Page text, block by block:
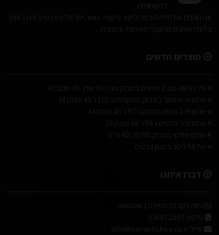
ללקוחותינו.
אנו נותנים את חזית הבמה לייצור מקומי- גאווה ישראלית וכן מייבאים באופן
בלעדי מותגים מהענף מאירופה והמזרח.
מוצרים חדשים
סל כביסה עם 2 מדפים במבוק גובה 96 אורך 30 רוחב 40
ארגונית אחסון3 במבוק מתקפלת ג 110 ר 45 עומק 34
ארגונית 2 תאים במבוק ג 97 ר 45 עומק 34
ארגונית 3 מדפים ג 59 ר 69 עומק 30
מתקן מולטי במבוק 40/30/95 ס"מ
פח 50 ליטר במגוון צבעים
דברו איתנו
לחצו לקבלת תמיכה בוואטסאפ
טלפון: 036822597
מייל: info@oisraelishop.co.il